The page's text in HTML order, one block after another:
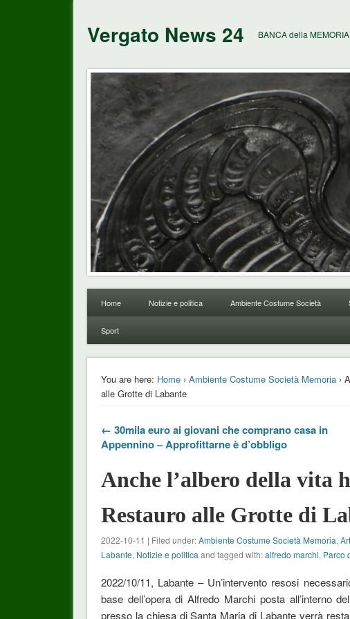
Vergato News 24 BANCA della
Home Notizie e politica Ambiente Costume Società
Sport
You are here: Home› Ambiente Costume Società Memoria›
alle Grotte di Labante
← 30mila euro ai giovani che comprano casa in
Appennino – Approfittarne è d’obbligo
Anche l’albero della vita
Restauro alle Grotte di
2022-10-11 | Filed under:Ambiente Costume Società Memoria,
Labante, Notizie e politica and tagged with:alfredo marchi, Parco
2022/10/11, Labante – Un’intervento resosi
base dell’opera di Alfredo Marchi posta all’interno
presso la chiesa di Santa Maria di Labante verrà